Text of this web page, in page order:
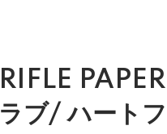
RIFLE
ラブ/ ハート